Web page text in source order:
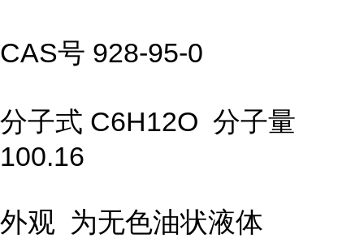
CAS号 928-95-0
分子式 C6H12O 分子量
100.16
外观 为无色油状液体